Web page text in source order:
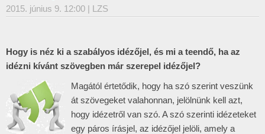
2015. június 9. 12:00 | LZS
Hogy is néz ki a szabályos idézőjel, és mi a teendő, ha az
idézni kívánt szövegben már szerepel idézőjel?
Magától értetődik, hogy ha szó szerint veszünk
át szövegeket valahonnan, jelölnünk kell azt,
hogy idézetről van szó. A szó szerinti idézeteket
egy páros írásjel, az idézőjel jelöli, amely a